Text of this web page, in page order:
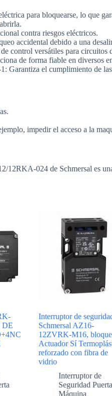
para bloquearse, lo que
contra riesgos eléctricos.
accidental debido a una
control versátiles para circuitos
de forma fiable en diversos
Garantiza el cumplimiento de
impedir el acceso a la
12RKA-024 de Schmersal es
DE
Interruptor de
Schmersal AZ16-
12ZVRK-M16,
Actuador Sí
reforzado con fibra de
vidrio
Interruptor de
Seguridad Puerta
Máquina